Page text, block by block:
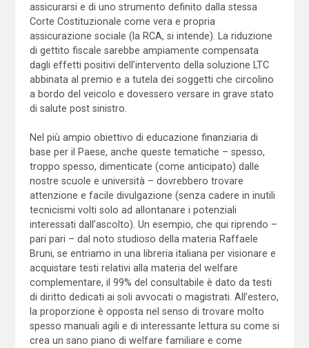
assicurarsi e di uno strumento definito dalla stessa
Corte Costituzionale come vera e propria
assicurazione sociale (la RCA, si intende). La riduzione
di gettito fiscale sarebbe ampiamente compensata
dagli effetti positivi dell’intervento della soluzione LTC
abbinata al premio e a tutela dei soggetti che circolino
a bordo del veicolo e dovessero versare in grave stato
di salute post sinistro.
Nel più ampio obiettivo di educazione finanziaria di
base per il Paese, anche queste tematiche – spesso,
troppo spesso, dimenticate (come anticipato) dalle
nostre scuole e università – dovrebbero trovare
attenzione e facile divulgazione (senza cadere in inutili
tecnicismi volti solo ad allontanare i potenziali
interessati dall’ascolto). Un esempio, che qui riprendo –
pari pari – dal noto studioso della materia Raffaele
Bruni, se entriamo in una libreria italiana per visionare e
acquistare testi relativi alla materia del welfare
complementare, il 99% del consultabile è dato da testi
di diritto dedicati ai soli avvocati o magistrati. All’estero,
la proporzione è opposta nel senso di trovare molto
spesso manuali agili e di interessante lettura su come si
crea un sano piano di welfare familiare e come